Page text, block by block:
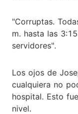
"Corruptas.
m. hasta las
servidores".
Los ojos de
cualquiera no
hospital. Esto
nivel.